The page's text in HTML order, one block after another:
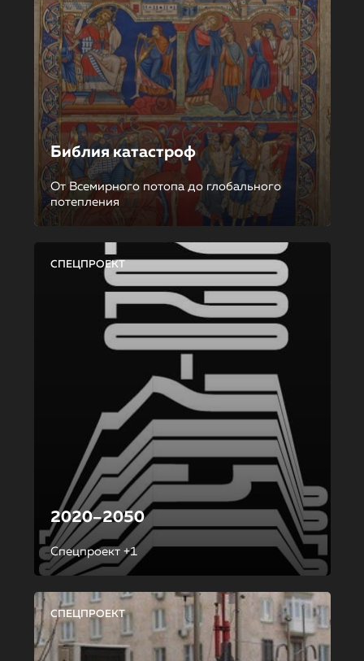
Библия катастроф
От Всемирного потопа до глобального
потепления
СПЕЦПРОЕКТ
2020–2050
Спецпроект +1
СПЕЦПРОЕКТ